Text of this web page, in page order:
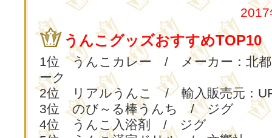
うんこグッズおすすめTOP10
1位 うんこカレー / メーカー：北
ーク
2位 リアルうんこ / 輸入販売元：
3位 のび～る棒うんち / ジグ
4位 うんこ入浴剤 / ジグ